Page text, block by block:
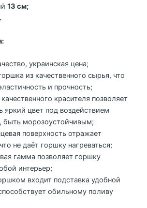
13 см;
украинская цена;
из качественного сырья, что
и прочность;
красителя позволяет
яркий цвет под воздействием
быть морозоустойчивым;
поверхность отражает
не даёт горшку нагреваться;
гамма позволяет горшку
интерьер;
входит подставка удобной
обильному поливу